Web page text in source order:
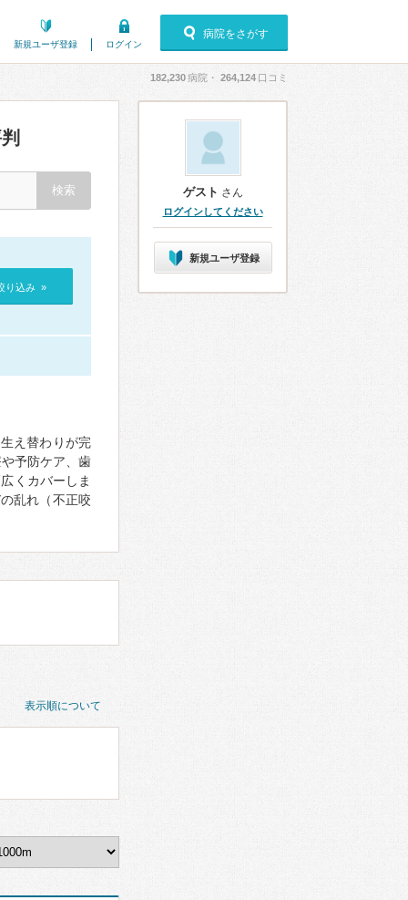
新規ユーザ登録 ログイン
病院をさがす
182,230病院・ 264,124 口コミ
り込み »
え替わりが完
予防ケア、歯
くカバーしま
乱れ（不正咬
表示順について
ゲスト さん
ログインしてください
新規ユーザ登録